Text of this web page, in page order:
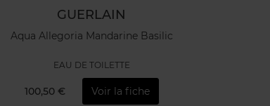
GUERLAIN
Aqua Allegoria Mandarine Basilic
EAU DE TOILETTE
100,50 € Voir la fiche